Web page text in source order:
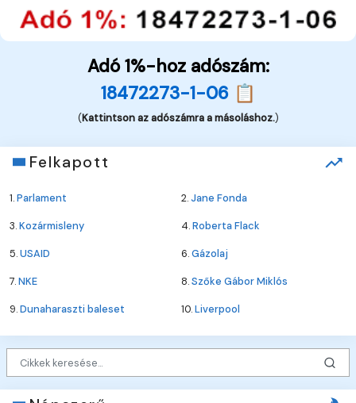
Adó 1%-hoz adószám:
18472273-1-06 📋
(Kattintson az adószámra a másoláshoz.)
Felkapott
1.Parlament 2.Jane Fonda
3.Kozármisleny 4.Roberta Flack
5.USAID 6.Gázolaj
7.NKE 8.Szőke Gábor Miklós
9.Dunaharaszti baleset 10.Liverpool